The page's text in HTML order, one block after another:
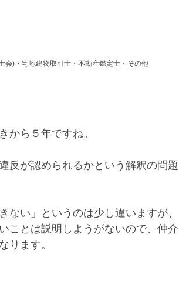
会)・宅地建物取引士・不動産鑑定士・その他
から５年ですね。
反が認められるかという解釈の問題
ない」というのは少し違いますが、
ことは説明しようがないので、仲介
ります。